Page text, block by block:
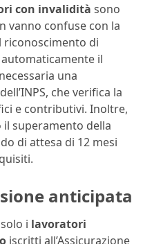
con invalidità sono
vanno confuse con la
riconoscimento di
il
una
che verifica la
e contributivi. Inoltre,
superamento della
di attesa di 12 mesi
anticipata
i lavoratori
iscritti all’Assicurazione